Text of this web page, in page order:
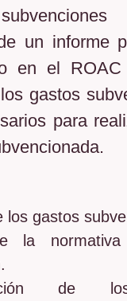
un informe
en el
gastos
para
los gastos
la
de